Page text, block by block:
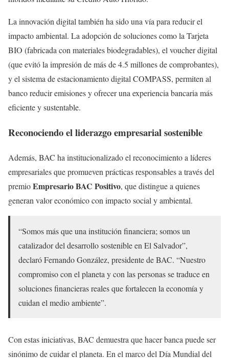
La innovación digital también ha sido una vía para reducir el
impacto ambiental. La adopción de soluciones como la Tarjeta
BIO (fabricada con materiales biodegradables), el voucher digital
(que evitó la impresión de más de 4.5 millones de comprobantes),
y el sistema de estacionamiento digital COMPASS, permiten al
banco reducir emisiones y ofrecer una experiencia bancaria más
eficiente y sustentable.
Reconociendo el liderazgo empresarial sostenible
Además, BAC ha institucionalizado el reconocimiento a líderes
empresariales que promueven prácticas responsables a través del
premioEmpresario BAC Positivo, que distingue a quienes
generan valor económico con impacto social y ambiental.
“Somos más que una institución financiera; somos un
catalizador del desarrollo sostenible en El Salvador”,
declaró Fernando González, presidente de BAC. “Nuestro
compromiso con el planeta y con las personas se traduce en
soluciones financieras reales que fortalecen la economía y
cuidan el medio ambiente”.
Con estas iniciativas, BAC demuestra que hacer banca puede ser
sinónimo de cuidar el planeta. En el marco del Día Mundial del